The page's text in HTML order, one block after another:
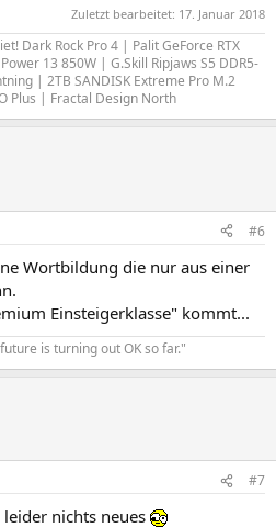
Zuletzt bearbeitet: 17. Januar 2018
Dark Rock Pro 4 | Palit GeForce RTX
13 850W | G.Skill Ripjaws S5 DDR5-
| 2TB SANDISK Extreme Pro M.2
Plus | Fractal Design North
#6
Wortbildung die nur aus einer
Einsteigerklasse" kommt...
is turning out OK so far."
#7
nichts neues